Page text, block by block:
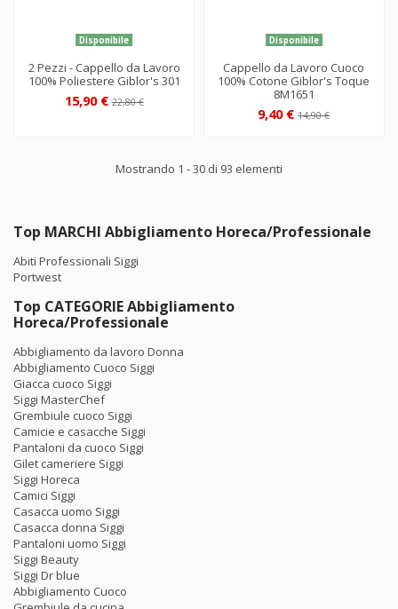
Disponibile
2 Pezzi - Cappello da Lavoro
100% Poliestere Giblor's 301
15,90 €22,80 €
Disponibile
Cappello da Lavoro Cuoco
100% Cotone Giblor's Toque
8M1651
9,40 €14,90 €
Mostrando 1 - 30 di 93 elementi
Top MARCHI Abbigliamento Horeca/Professionale
Abiti Professionali Siggi
Portwest
Top CATEGORIE Abbigliamento
Horeca/Professionale
Abbigliamento da lavoro Donna
Abbigliamento Cuoco Siggi
Giacca cuoco Siggi
Siggi MasterChef
Grembiule cuoco Siggi
Camicie e casacche Siggi
Pantaloni da cuoco Siggi
Gilet cameriere Siggi
Siggi Horeca
Camici Siggi
Casacca uomo Siggi
Casacca donna Siggi
Pantaloni uomo Siggi
Siggi Beauty
Siggi Dr blue
Abbigliamento Cuoco